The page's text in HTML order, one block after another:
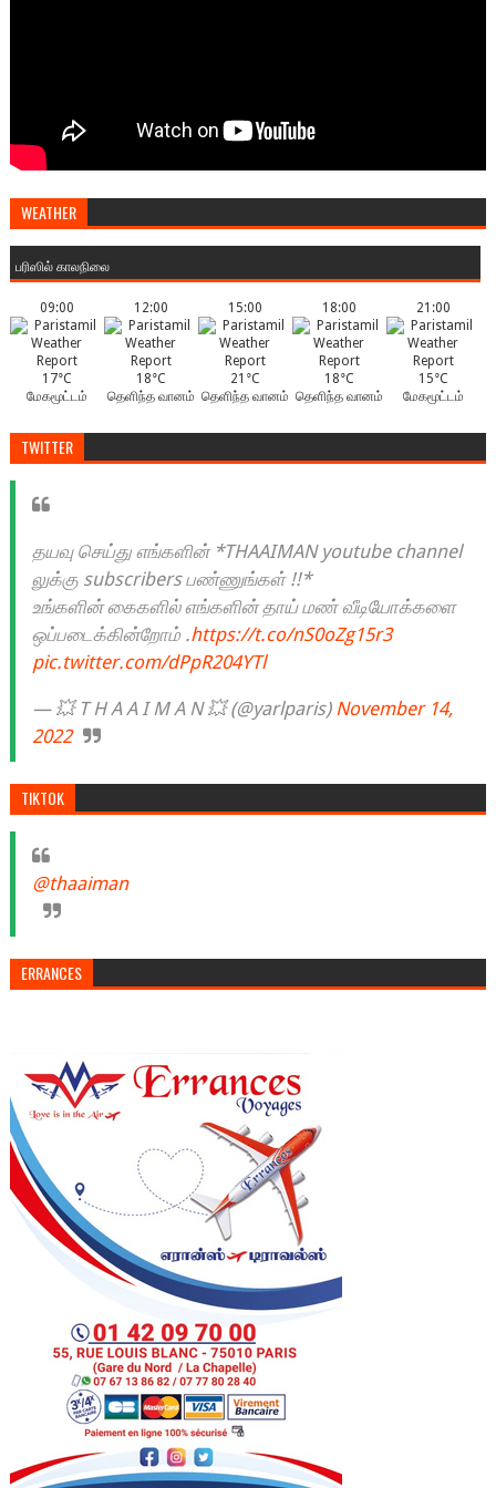
WEATHER
பரிஸில் காலநிலை
09:00
17°C
மேகமூட்டம்
12:00
18°C
தெளிந்த வானம்
15:00
21°C
தெளிந்த வானம்
18:00
18°C
தெளிந்த வானம்
21:00
15°C
மேகமூட்டம்
TWITTER
தயவு செய்து எங்களின் *THAAIMAN youtube channel
லுக்கு subscribers பண்ணுங்கள் !!*
உங்களின் கைகளில் எங்களின் தாய் மண் வீடியோக்களை
ஒப்படைக்கின்றோம் .https://t.co/nS0oZg15r3
pic.twitter.com/dPpR204YTl
— 💥 T H A A I M A N 💥 (@yarlparis) November 14,
2022
TIKTOK
@thaaiman
ERRANCES